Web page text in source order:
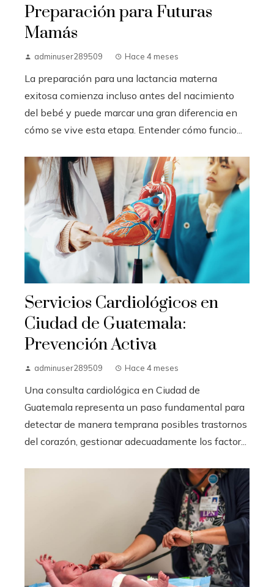
Preparación para Futuras
Mamás
adminuser289509 Hace 4 meses
La preparación para una lactancia materna
exitosa comienza incluso antes del nacimiento
del bebé y puede marcar una gran diferencia en
cómo se vive esta etapa. Entender cómo funcio...
Servicios Cardiológicos en
Ciudad de Guatemala:
Prevención Activa
adminuser289509 Hace 4 meses
Una consulta cardiológica en Ciudad de
Guatemala representa un paso fundamental para
detectar de manera temprana posibles trastornos
del corazón, gestionar adecuadamente los factor...